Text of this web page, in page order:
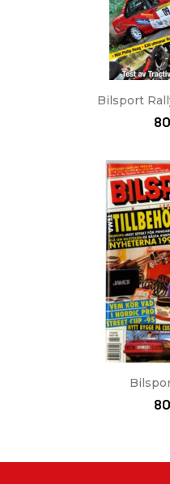
Bilsport